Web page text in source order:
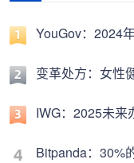
YouGov：2024
变革处方：女性
IWG：2025未来
Bitpanda：30%